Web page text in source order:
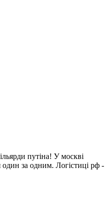
путіна! У москві
за одним. Логістиці рф -